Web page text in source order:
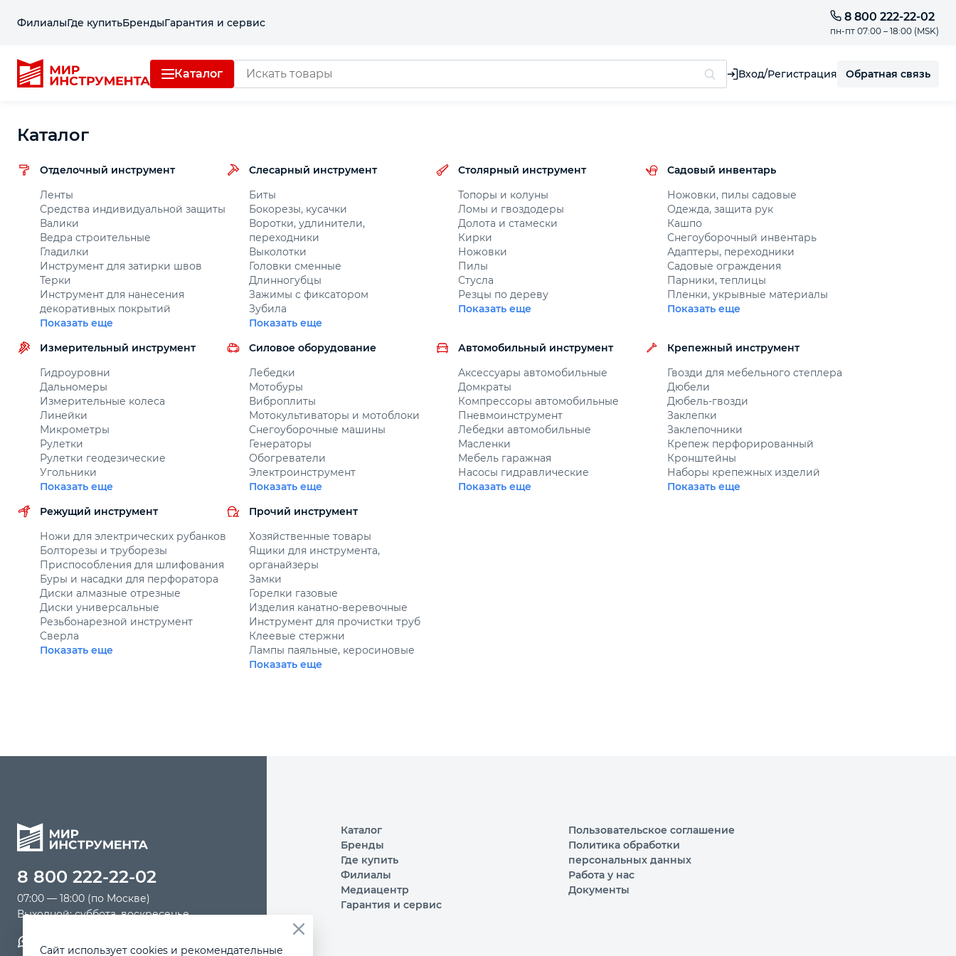
ФилиалыГде купитьБрендыГарантия и сервис 8 800 222-22-02
пн-пт 07:00 – 18:00 (MSK)
Каталог Вход/Регистрация Обратная связь
Столярный инструмент
Садовый инвентарь
Измерительный инструмент
Силовое оборудование
Автомобильный инструмент
Крепежный инструмент
Режущий инструмент
Прочий инструмент
Каталог
Отделочный инструмент
Ленты
Средства индивидуальной защиты
Валики
Ведра строительные
Гладилки
Инструмент для затирки швов
Терки
Инструмент для нанесения
декоративных покрытий
Показать еще
Слесарный инструмент
Биты
Бокорезы, кусачки
Воротки, удлинители,
переходники
Выколотки
Головки сменные
Длинногубцы
Зажимы с фиксатором
Зубила
Показать еще
Столярный инструмент
Топоры и колуны
Ломы и гвоздодеры
Долота и стамески
Кирки
Ножовки
Пилы
Стусла
Резцы по дереву
Показать еще
Садовый инвентарь
Ножовки, пилы садовые
Одежда, защита рук
Кашпо
Снегоуборочный инвентарь
Адаптеры, переходники
Садовые ограждения
Парники, теплицы
Пленки, укрывные материалы
Показать еще
Измерительный инструмент
Гидроуровни
Дальномеры
Измерительные колеса
Линейки
Микрометры
Рулетки
Рулетки геодезические
Угольники
Показать еще
Силовое оборудование
Лебедки
Мотобуры
Виброплиты
Мотокультиваторы и мотоблоки
Снегоуборочные машины
Генераторы
Обогреватели
Электроинструмент
Показать еще
Автомобильный инструмент
Аксессуары автомобильные
Домкраты
Компрессоры автомобильные
Пневмоинструмент
Лебедки автомобильные
Масленки
Мебель гаражная
Насосы гидравлические
Показать еще
Крепежный инструмент
Гвозди для мебельного степлера
Дюбели
Дюбель-гвозди
Заклепки
Заклепочники
Крепеж перфорированный
Кронштейны
Наборы крепежных изделий
Показать еще
Режущий инструмент
Ножи для электрических рубанков
Болторезы и труборезы
Приспособления для шлифования
Буры и насадки для перфоратора
Диски алмазные отрезные
Диски универсальные
Резьбонарезной инструмент
Сверла
Показать еще
Прочий инструмент
Хозяйственные товары
Ящики для инструмента,
органайзеры
Замки
Горелки газовые
Изделия канатно-веревочные
Инструмент для прочистки труб
Клеевые стержни
Лампы паяльные, керосиновые
Показать еще
8 800 222-22-02
07:00 — 18:00 (по Москве)
Выходной: суббота, воскресенье
Каталог
Бренды
Где купить
Филиалы
Медиацентр
Гарантия и сервис
Пользовательское соглашение
Политика обработки
персональных данных
Работа у нас
Документы
Сайт использует cookies и рекомендательные